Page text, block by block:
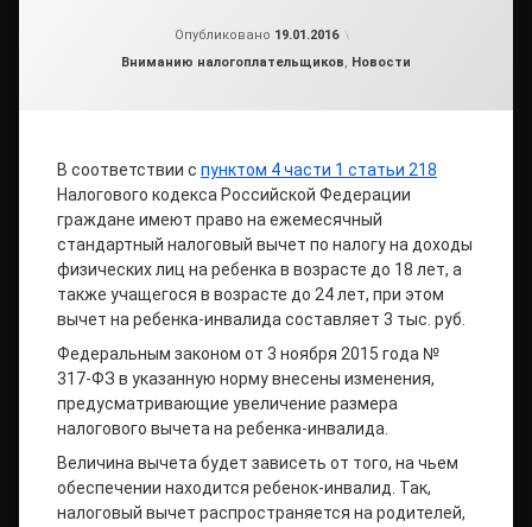
Опубликовано 19.01.2016
Рубрики:
Вниманию налогоплательщиков, Новости
В соответствии с пунктом 4 части 1 статьи 218
Налогового кодекса Российской Федерации
граждане имеют право на ежемесячный
стандартный налоговый вычет по налогу на доходы
физических лиц на ребенка в возрасте до 18 лет, а
также учащегося в возрасте до 24 лет, при этом
вычет на ребенка-инвалида составляет 3 тыс. руб.
Федеральным законом от 3 ноября 2015 года №
317-ФЗ в указанную норму внесены изменения,
предусматривающие увеличение размера
налогового вычета на ребенка-инвалида.
Величина вычета будет зависеть от того, на чьем
обеспечении находится ребенок-инвалид. Так,
налоговый вычет распространяется на родителей,